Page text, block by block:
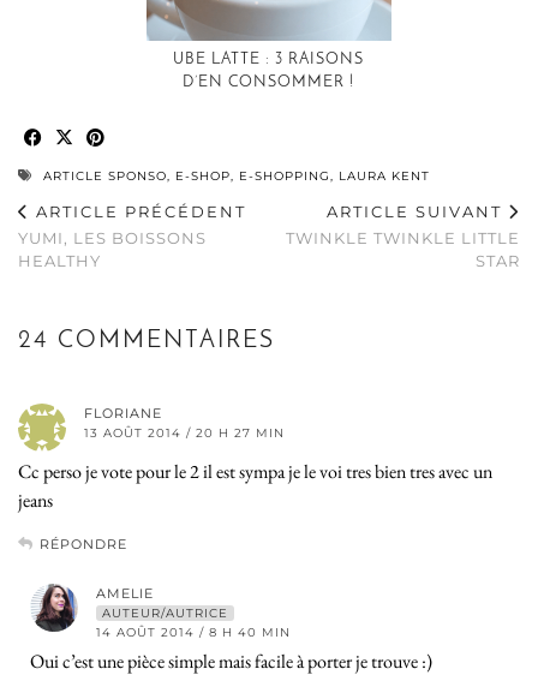
UBE LATTE : 3 RAISONS
D’EN CONSOMMER !
ARTICLE SPONSO, E-SHOP, E-SHOPPING, LAURA KENT
ARTICLE PRÉCÉDENT
YUMI, LES BOISSONS
HEALTHY
ARTICLE SUIVANT
TWINKLE TWINKLE LITTLE
STAR
24 COMMENTAIRES
FLORIANE
13 AOÛT 2014 / 20 H 27 MIN
Cc perso je vote pour le 2 il est sympa je le voi tres bien tres avec un
jeans
RÉPONDRE
AMELIE
AUTEUR/AUTRICE
14 AOÛT 2014 / 8 H 40 MIN
Oui c’est une pièce simple mais facile à porter je trouve :)